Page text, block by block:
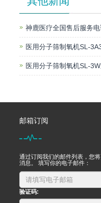
神鹿医疗全国售后服务
医用分子筛制氧机SL-
医用分子筛制氧机SL-
邮箱订阅
通过订阅我们的邮件列表，您
消息。 填写你的电子邮件：
验证码: